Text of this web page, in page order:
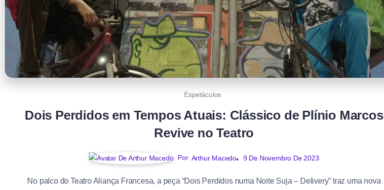
Espetáculos
Dois Perdidos em Tempos Atuais: Clássico de Plínio Marcos
Revive no Teatro
Por Arthur Macedo 9 De Novembro De 2023
No palco do Teatro Aliança Francesa, a peça “Dois Perdidos numa Noite Suja – Delivery” traz uma nova